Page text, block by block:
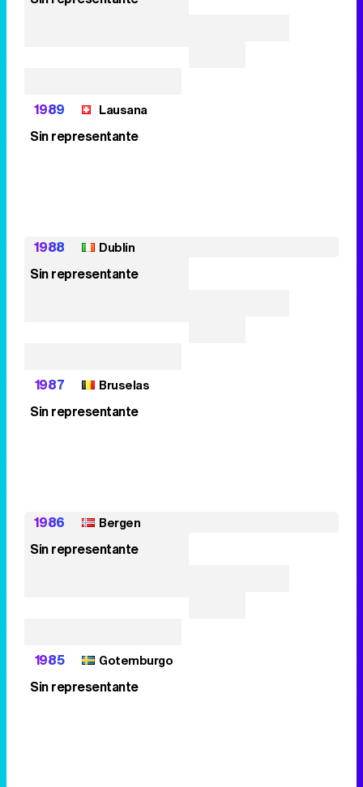
1989 Lausana
Sin representante
1988 Dublín
Sin representante
1987 Bruselas
Sin representante
1986 Bergen
Sin representante
1985 Gotemburgo
Sin representante